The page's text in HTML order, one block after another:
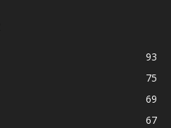
93
75
69
67